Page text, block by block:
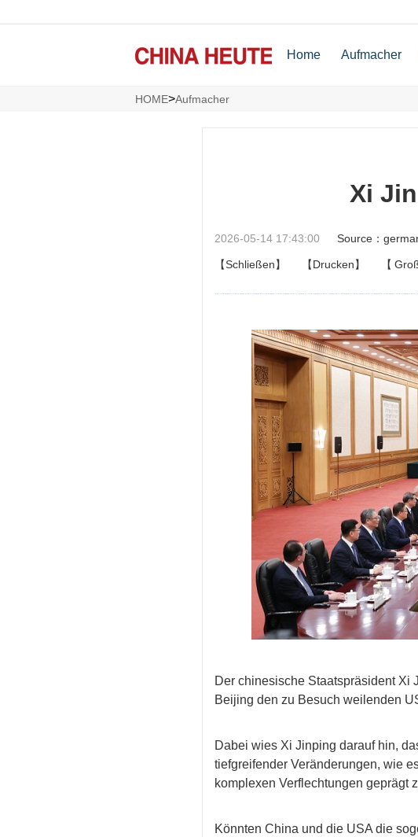
Home Aufmacher
HOME>Aufmacher
Xi
2026-05-14 17:43:00 Source：
【Schließen】 【Drucken】 【
Der chinesische Staatspräsident Xi
Beijing den zu Besuch weilenden
Dabei wies Xi Jinping darauf hin,
tiefgreifender Veränderungen, wie
komplexen Verflechtungen geprägt
Könnten China und die USA die